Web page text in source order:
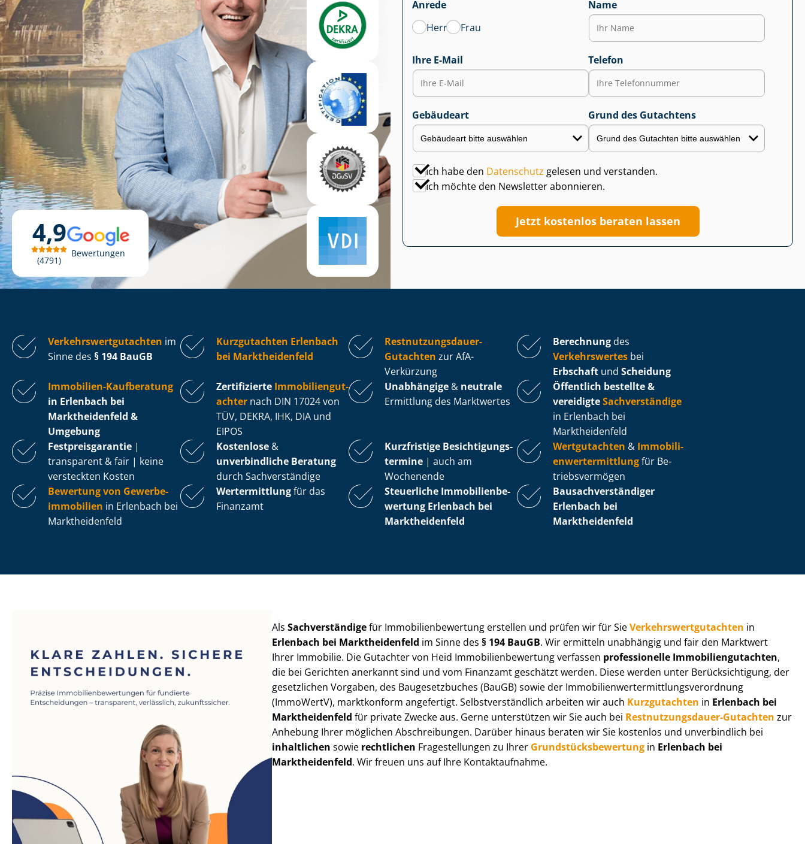
4,9
4791
Bewertungen
Anrede
Herr
Frau
Name
Ihre E-Mail Telefon
Gebäudeart Grund des Gutachtens
Ich habe den Datenschutz gelesen und verstanden.
Ich möchte den Newsletter abonnieren.
Jetzt kostenlos beraten lassen
Ver­kehrs­wert­gut­ach­ten im
Sinne des § 194 BauGB
Kurzgutachten Erlenbach
bei Marktheidenfeld
Rest­nut­zungs­dau­er-
Gutachten zur AfA-
Verkürzung
Berechnung des
Verkehrswertes bei
Erbschaft und Scheidung
Immobilien-Kaufberatung
in Erlenbach bei
Marktheidenfeld &
Umgebung
Zertifizierte Im­mo­bi­li­en­gut­
ach­ter nach DIN 17024 von
TÜV, DEKRA, IHK, DIA und
EIPOS
Unabhängige & neutrale
Ermittlung des Marktwertes
Öffentlich bestellte &
vereidigteSachverständige
in Erlenbach bei
Marktheidenfeld
Fest­preis­ga­ran­tie |
transparent & fair | keine
versteckten Kosten
Kostenlose &
unverbindliche Beratung
durch Sachverständige
Kurzfristige Be­sich­ti­gungs­
ter­mi­ne | auch am
Wochenende
Wertgutachten & Im­mo­bi­li­
en­wert­ermitt­lungfür Be­
triebs­ver­mö­gen
Bewertung von Ge­wer­be­
im­mo­bi­li­en in Erlenbach bei
Marktheidenfeld
Wertermittlungfür das
Finanzamt
Steuerliche Im­mo­bi­li­en­be­
wer­tung Erlenbach bei
Marktheidenfeld
Bau­sach­ver­stän­di­ger
Erlenbach bei
Marktheidenfeld
AlsSachverständigefür Im­mo­bi­li­en­be­wer­tung erstellen und prüfen wir für SieVer­kehrs­wert­gut­ach­ten in
Erlenbach bei Marktheidenfeld im Sinne des§ 194 BauGB. Wir ermitteln unabhängig und fair den Marktwert
Ihrer Immobilie. Die Gutachter von Heid Im­mo­bi­li­en­be­wer­tung verfassen professionelle Im­mo­bi­li­en­gut­ach­ten,
die bei Gerichten anerkannt sind und vom Finanzamt geschätzt werden. Diese werden unter Be­rück­sich­ti­gung, der
gesetzlichen Vorgaben, des Baugesetzbuches (BauGB) sowie der Im­mo­bi­li­en­wert­ermitt­lungs­ver­ord­nung
(ImmoWertV), marktkonform angefertigt. Selbst­ver­ständ­lich arbeiten wir auch Kurzgutachten in Erlenbach bei
Marktheidenfeld für private Zwecke aus. Gerne unterstützen wir Sie auch bei Rest­nut­zungs­dau­er-Gutachten zur
Anhebung Ihrer möglichen Abschreibungen. Darüber hinaus beraten wir Sie kostenlos und unverbindlich bei
inhaltlichen sowie rechtlichen Fragestellungen zu Ihrer Grund­stücks­be­wer­tung in Erlenbach bei
Marktheidenfeld. Wir freuen uns auf Ihre Kontaktaufnahme.